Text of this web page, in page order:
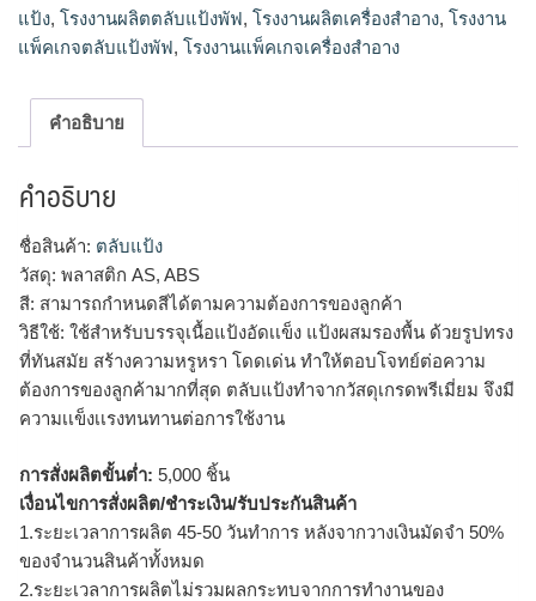
แป้ง, โรงงานผลิตตลับแป้งพัฟ, โรงงานผลิตเครื่องสำอาง, โรงงาน
แพ็คเกจตลับแป้งพัฟ, โรงงานแพ็คเกจเครื่องสำอาง
คำอธิบาย
คำอธิบาย
ชื่อสินค้า: ตลับแป้ง
วัสดุ: พลาสติก AS, ABS
สี: สามารถกำหนดสีได้ตามความต้องการของลูกค้า
วิธีใช้: ใช้สำหรับบรรจุเนื้อแป้งอัดเเข็ง แป้งผสมรองพื้น ด้วยรูปทรง
ที่ทันสมัย สร้างความหรูหรา โดดเด่น ทำให้ตอบโจทย์ต่อความ
ต้องการของลูกค้ามากที่สุด ตลับแป้งทำจากวัสดุเกรดพรีเมี่ยม จึงมี
ความเเข็งเเรงทนทานต่อการใช้งาน
การสั่งผลิตขั้นต่ำ: 5,000 ชิ้น
เงื่อนไขการสั่งผลิต/ชำระเงิน/รับประกันสินค้า
1.ระยะเวลาการผลิต 45-50 วันทำการ หลังจากวางเงินมัดจำ 50%
ของจำนวนสินค้าทั้งหมด
2.ระยะเวลาการผลิตไม่รวมผลกระทบจากการทำงานของ